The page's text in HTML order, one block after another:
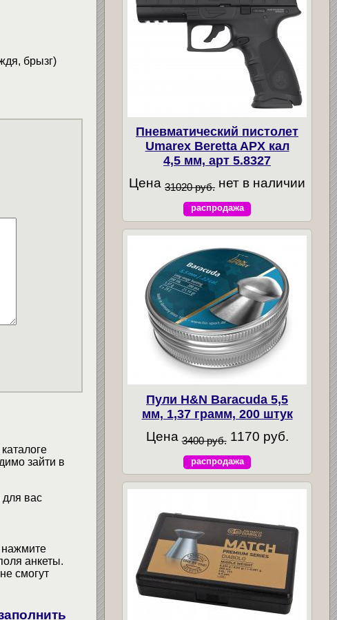
брызг)
зайти в
вас
нажмите
анкеты.
смогут
Пневматический пистолет
Umarex Beretta APX кал
4,5 мм, арт 5.8327
Цена31020 руб. нет в наличии
распродажа
Пули H&N Baracuda 5,5
мм, 1,37 грамм, 200 штук
Цена 3400 руб. 1170 руб.
распродажа